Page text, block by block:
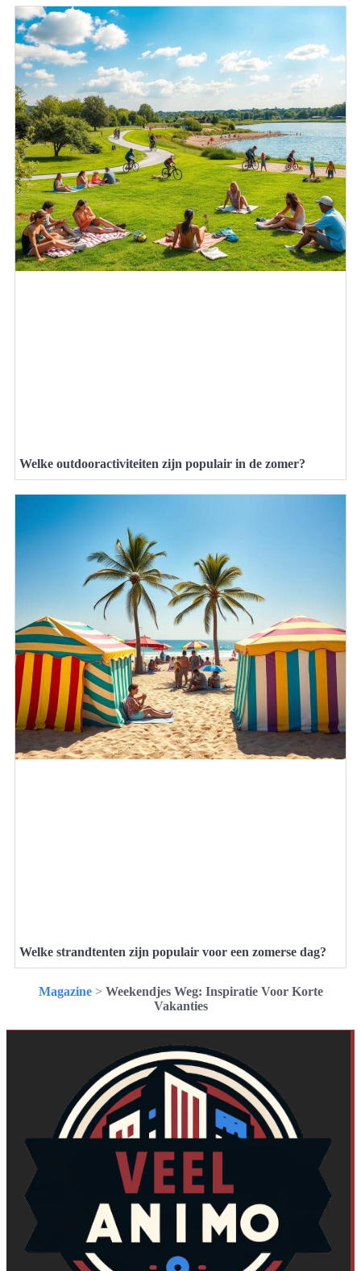
Welke outdooractiviteiten zijn populair in de zomer?
Welke strandtenten zijn populair voor een zomerse dag?
Magazine> Weekendjes Weg: Inspiratie Voor Korte
Vakanties